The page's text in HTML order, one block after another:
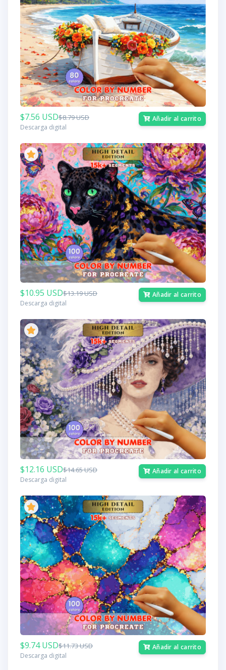
$7.56 USD$8.79 USD
Descarga digital
Añadir al carrito
$10.95 USD$13.19 USD
Descarga digital
Añadir al carrito
$12.16 USD$14.65 USD
Descarga digital
Añadir al carrito
$9.74 USD$11.73 USD
Descarga digital
Añadir al carrito